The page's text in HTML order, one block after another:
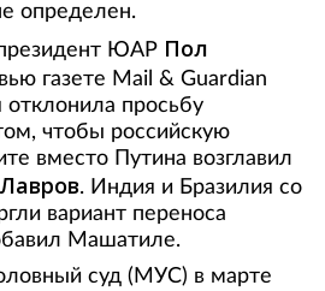
определен.
ЮАР Пол
газете Mail & Guardian
отклонила просьбу
чтобы российскую
вместо Путина возглавил
. Индия и Бразилия со
вариант переноса
Машатиле.
суд (МУС) в марте